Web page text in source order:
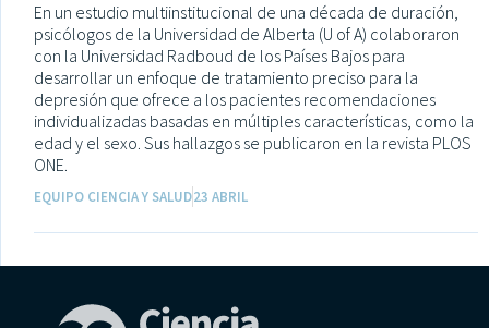
En un estudio multiinstitucional de una década de duración,
psicólogos de la Universidad de Alberta (U of A) colaboraron
con la Universidad Radboud de los Países Bajos para
desarrollar un enfoque de tratamiento preciso para la
depresión que ofrece a los pacientes recomendaciones
individualizadas basadas en múltiples características, como la
edad y el sexo. Sus hallazgos se publicaron en la revista PLOS
ONE.
EQUIPO CIENCIA Y SALUD23 ABRIL